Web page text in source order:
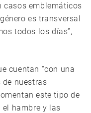
casos emblemáticos
es transversal
todos los días”,
cuentan “con una
de nuestras
este tipo de
el hambre y las